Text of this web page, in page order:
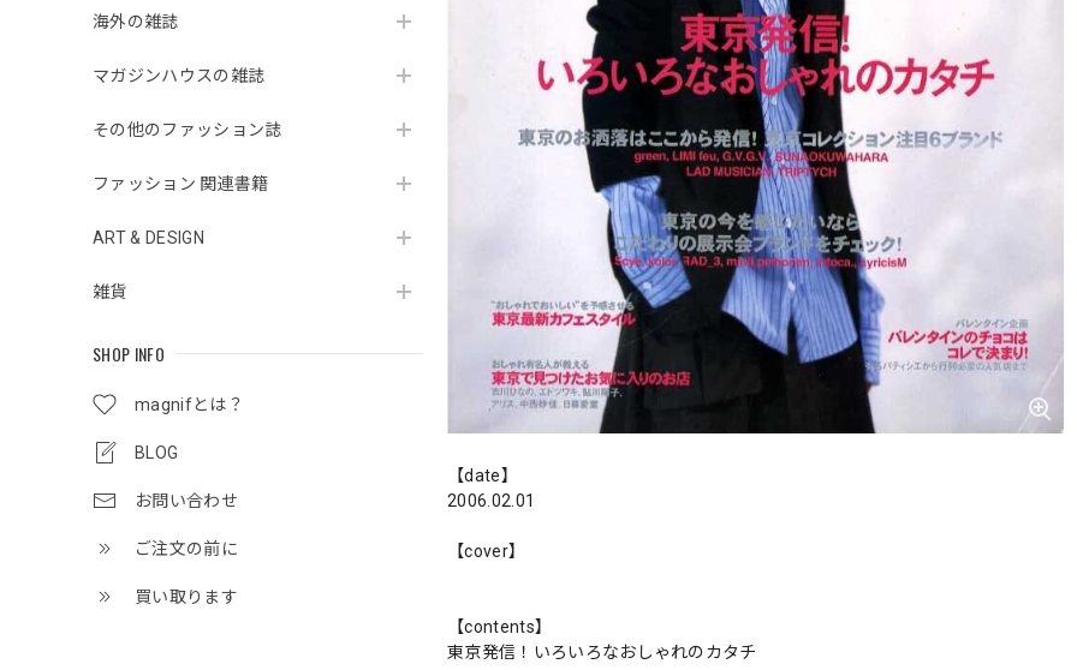
海外の雑誌
マガジンハウスの雑誌
その他のファッション誌
ファッション 関連書籍
ART & DESIGN
雑貨
SHOP INFO
magnifとは？
BLOG
お問い合わせ
ご注文の前に
買い取ります
【date】
2006.02.01
【cover】
【contents】
東京発信！いろいろなおしゃれのカタチ